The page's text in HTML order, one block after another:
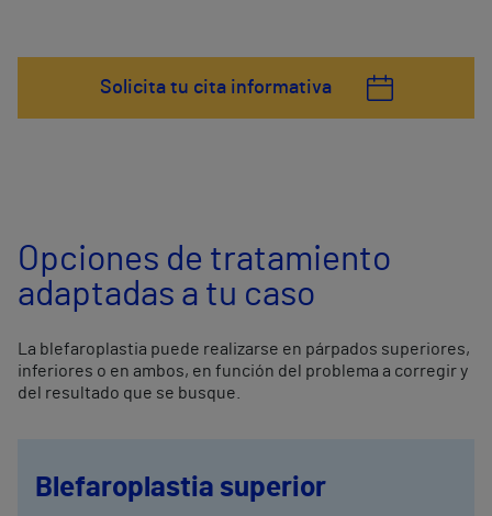
Solicita tu cita informativa
Opciones de tratamiento
adaptadas a tu caso
La blefaroplastia puede realizarse en párpados superiores,
inferiores o en ambos, en función del problema a corregir y
del resultado que se busque.
Blefaroplastia superior